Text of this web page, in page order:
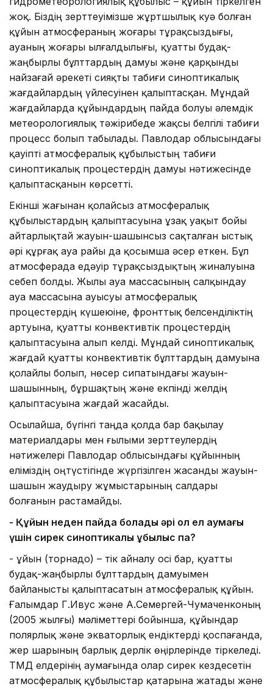
жоқ. Біздің зерттеуімізше жұртшылық куә болған
құйын атмосфераның жоғары тұрақсыздығы,
ауаның жоғары ылғалдылығы, қуатты будақ-
жаңбырлы бұлттардың дамуы және қарқынды
найзағай әрекеті сияқты табиғи синоптикалық
жағдайлардың үйлесуінен қалыптасқан. Мұндай
жағдайларда құйындардың пайда болуы әлемдік
метеорологиялық тәжірибеде жақсы белгілі табиғи
процесс болып табылады. Павлодар облысындағы
қауіпті атмосфералық құбылыстың табиғи
синоптикалық процестердің дамуы нәтижесінде
қалыптасқанын көрсетті.
Екінші жағынан қолайсыз атмосфералық
құбылыстардың қалыптасуына ұзақ уақыт бойы
айтарлықтай жауын-шашынсыз сақталған ыстық
әрі құрғақ ауа райы да қосымша әсер еткен. Бұл
атмосферада едәуір тұрақсыздықтың жиналуына
себеп болды. Жылы ауа массасының салқындау
ауа массасына ауысуы атмосфералық
процестердің күшеюіне, фронттық белсенділіктің
артуына, қуатты конвективтік процестердің
қалыптасуына алып келді. Мұндай синоптикалық
жағдай қуатты конвективтік бұлттардың дамуына
қолайлы болып, нөсер сипатындағы жауын-
шашынның, бұршақтың және екпінді желдің
қалыптасуына жағдай жасайды.
Осылайша, бүгінгі таңда қолда бар бақылау
материалдары мен ғылыми зерттеулердің
нәтижелері Павлодар облысындағы құйынның
еліміздің оңтүстігінде жүргізілген жасанды жауын-
шашын жаудыру жұмыстарының салдары
болғанын растамайды.
- Құйын неден пайда болады әрі ол ел аумағы
үшін сирек синоптикалық құбылыс па?
- Құйын (торнадо) – тік айналу осі бар, қуатты
будақ-жаңбырлы бұлттардың дамуымен
байланысты қалыптасатын атмосфералық құйын.
Ғалымдар Г.Ивус және А.Семергей-Чумаченконың
(2005 жылғы) мәліметтері бойынша, құйындар
полярлық және экваторлық ендіктерді қоспағанда,
жер шарының барлық дерлік өңірлерінде тіркеледі.
ТМД елдерінің аумағында олар сирек кездесетін
атмосфералық құбылыстар қатарына жатады және